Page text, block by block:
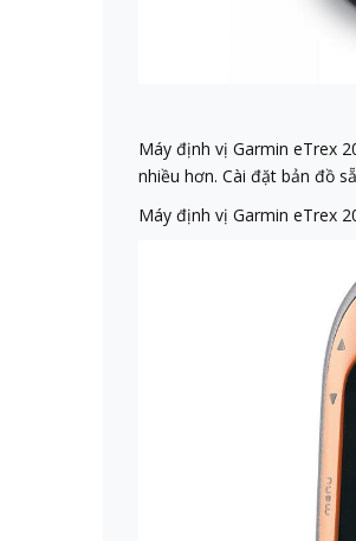
Máy định vị Garmin eTrex
nhiều hơn. Cài đặt bản đồ
Máy định vị Garmin eTrex